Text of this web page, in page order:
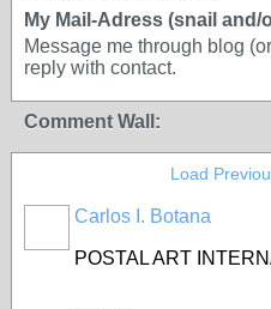
My Mail-Adress (snail and/
Message me through blog
reply with contact.
Comment Wall:
Load
Carlos I. Botana
POSTAL ART